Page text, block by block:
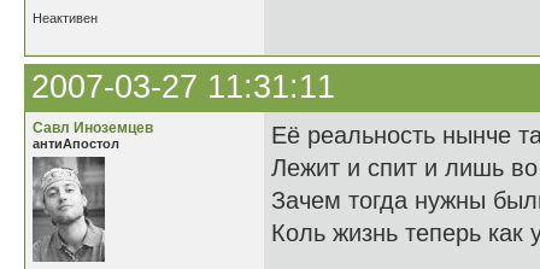
Неактивен
2007-03-27 11:31:11
Савл Иноземцев
антиАпостол
Её реальность нынче
Лежит и спит и лишь
Зачем тогда нужны
Коль жизнь теперь